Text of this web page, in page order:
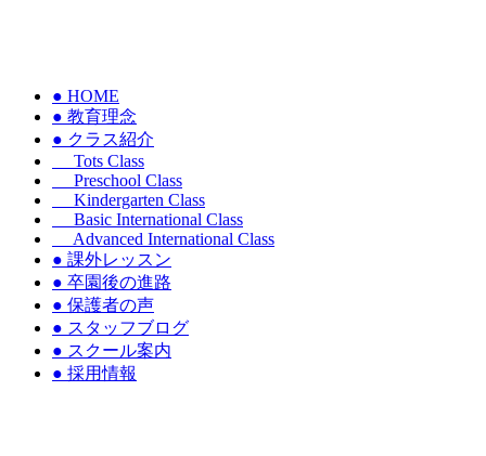
● HOME
● 教育理念
● クラス紹介
Tots Class
Preschool Class
Kindergarten Class
Basic International Class
Advanced International Class
● 課外レッスン
● 卒園後の進路
● 保護者の声
● スタッフブログ
● スクール案内
● 採用情報